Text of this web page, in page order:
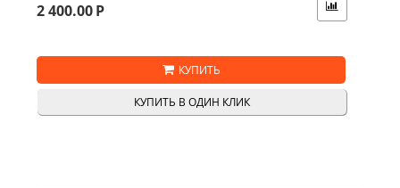
2 400.00Р
КУПИТЬ
КУПИТЬ В ОДИН КЛИК